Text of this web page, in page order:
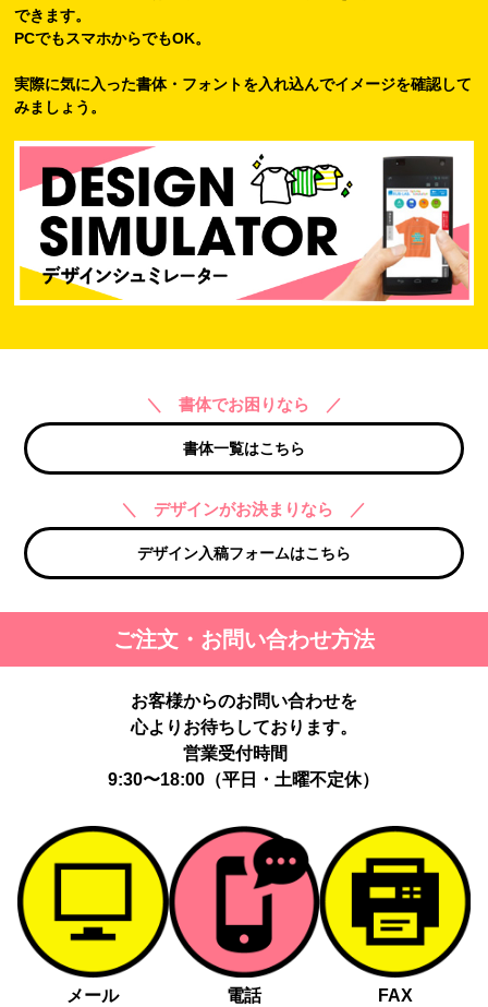
できます。
PCでもスマホからでもOK。
実際に気に入った書体・フォントを入れ込んでイメージを確認して
みましょう。
＼ 書体でお困りなら ／
書体一覧はこちら
＼ デザインがお決まりなら ／
デザイン入稿フォームはこちら
ご注文・お問い合わせ方法
お客様からのお問い合わせを
心よりお待ちしております。
営業受付時間
9:30〜18:00（平日・土曜不定休）
メール
電話 FAX